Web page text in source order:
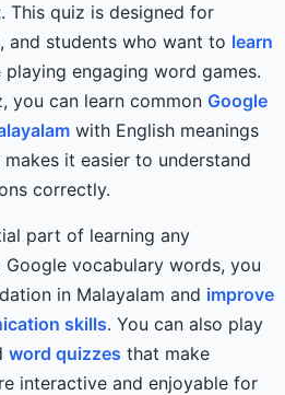
. This quiz is designed for
and students who want to learn
engaging word games.
you can learn common Google
with English meanings
it easier to understand
correctly.
part of learning any
vocabulary words, you
in Malayalam and improve
skills. You can also play
word quizzes that make
interactive and enjoyable for